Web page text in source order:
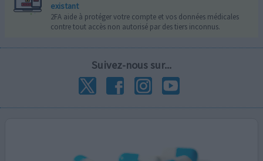
existant
2FA aide à protéger votre compte et vos données médicales
contre tout accès non autorisé par des tiers inconnus.
Suivez-nous sur...